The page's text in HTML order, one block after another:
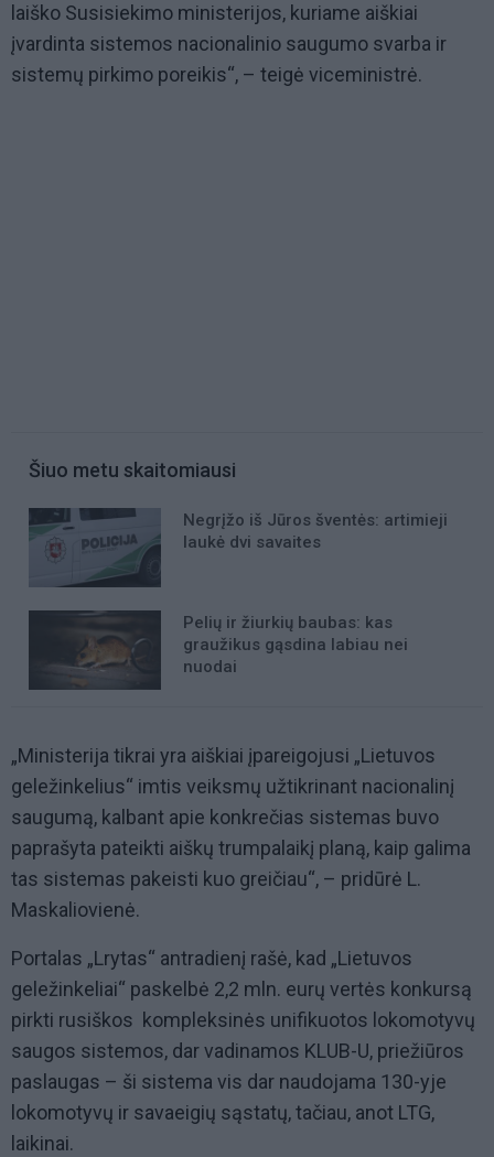
laiško Susisiekimo ministerijos, kuriame aiškiai
įvardinta sistemos nacionalinio saugumo svarba ir
sistemų pirkimo poreikis“, – teigė viceministrė.
Šiuo metu skaitomiausi
Negrįžo iš Jūros šventės: artimieji
laukė dvi savaites
Pelių ir žiurkių baubas: kas
graužikus gąsdina labiau nei
nuodai
„Ministerija tikrai yra aiškiai įpareigojusi „Lietuvos
geležinkelius“ imtis veiksmų užtikrinant nacionalinį
saugumą, kalbant apie konkrečias sistemas buvo
paprašyta pateikti aiškų trumpalaikį planą, kaip galima
tas sistemas pakeisti kuo greičiau“, – pridūrė L.
Maskaliovienė.
Portalas „Lrytas“ antradienį rašė, kad „Lietuvos
geležinkeliai“ paskelbė 2,2 mln. eurų vertės konkursą
pirkti rusiškos kompleksinės unifikuotos lokomotyvų
saugos sistemos, dar vadinamos KLUB-U, priežiūros
paslaugas – ši sistema vis dar naudojama 130-yje
lokomotyvų ir savaeigių sąstatų, tačiau, anot LTG,
laikinai.